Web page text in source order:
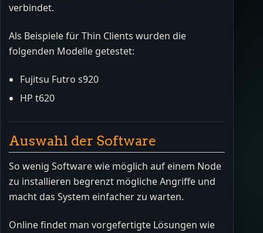
verbindet.
Als Beispiele für Thin Clients wurden die
folgenden Modelle getestet:
Fujitsu Futro s920
HP t620
Auswahl der Software
So wenig Software wie möglich auf einem Node
zu installieren begrenzt mögliche Angriffe und
macht das System einfacher zu warten.
Online findet man vorgefertigte Lösungen wie